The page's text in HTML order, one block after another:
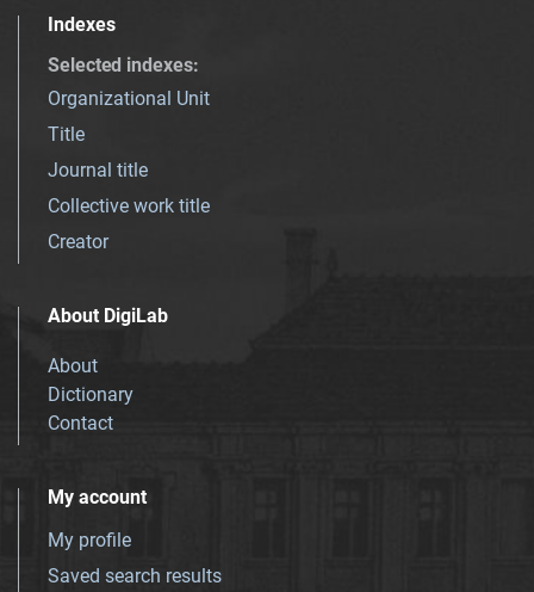
Indexes
Selected indexes:
Organizational Unit
Title
Journal title
Collective work title
Creator
About DigiLab
About
Dictionary
Contact
My account
My profile
Saved search results